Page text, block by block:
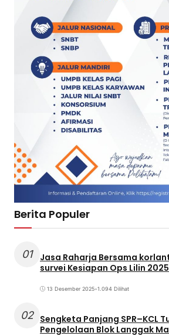
Berita Populer
01
Jasa Raharja Bersama
survei Kesiapan Ops Lilin
13 Desember 2025•1.094 Dilihat
02 Sengketa Panjang SPR–KCL
Pengelolaan Blok Langgak